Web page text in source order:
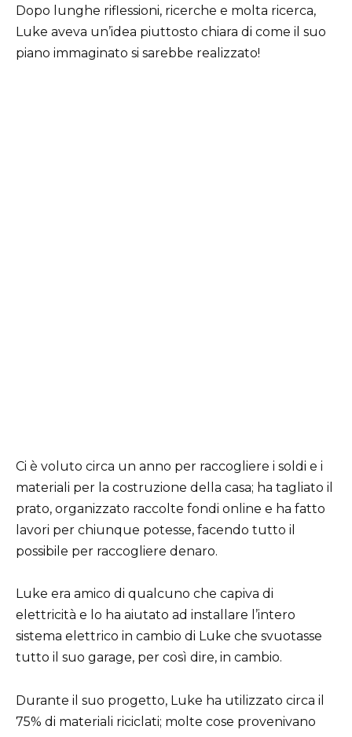
Dopo lunghe riflessioni, ricerche e molta ricerca,
Luke aveva un’idea piuttosto chiara di come il suo
piano immaginato si sarebbe realizzato!
Ci è voluto circa un anno per raccogliere i soldi e i
materiali per la costruzione della casa; ha tagliato il
prato, organizzato raccolte fondi online e ha fatto
lavori per chiunque potesse, facendo tutto il
possibile per raccogliere denaro.
Luke era amico di qualcuno che capiva di
elettricità e lo ha aiutato ad installare l’intero
sistema elettrico in cambio di Luke che svuotasse
tutto il suo garage, per così dire, in cambio.
Durante il suo progetto, Luke ha utilizzato circa il
75% di materiali riciclati; molte cose provenivano